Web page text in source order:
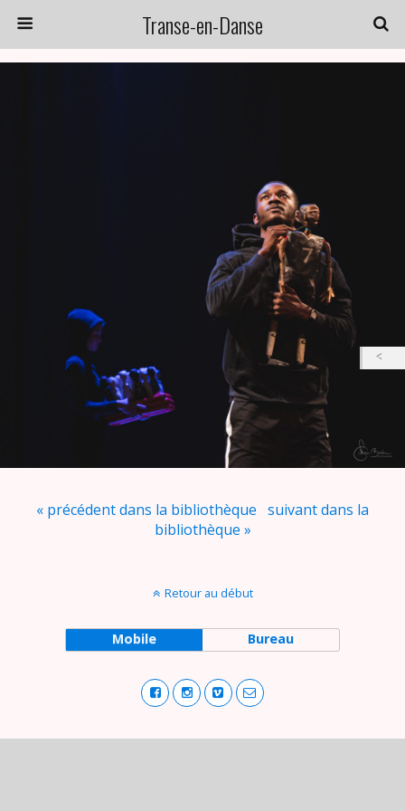
Transe-en-Danse
« précédent dans la bibliothèque suivant dans la
bibliothèque »
Retour au début
Mobile Bureau